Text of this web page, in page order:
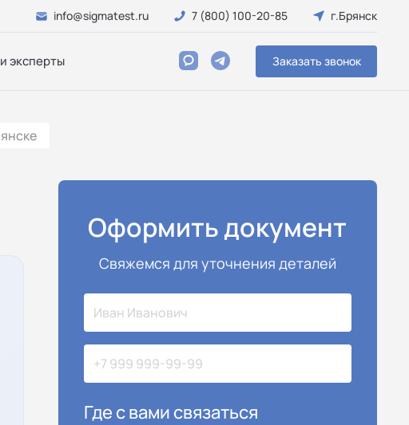
info@sigmatest.ru 7 (800) 100-20-85 г.Брянск
эксперты Заказать звонок
Оформить документ
Свяжемся для уточнения деталей
Где с вами связаться